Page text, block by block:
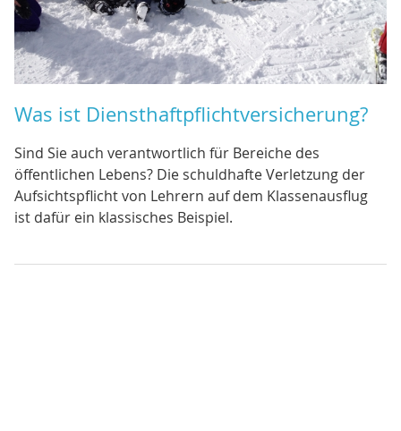
Was ist Diensthaftpflichtversicherung?
Sind Sie auch verantwortlich für Bereiche des
öffentlichen Lebens? Die schuldhafte Verletzung der
Aufsichtspflicht von Lehrern auf dem Klassenausflug
ist dafür ein klassisches Beispiel.